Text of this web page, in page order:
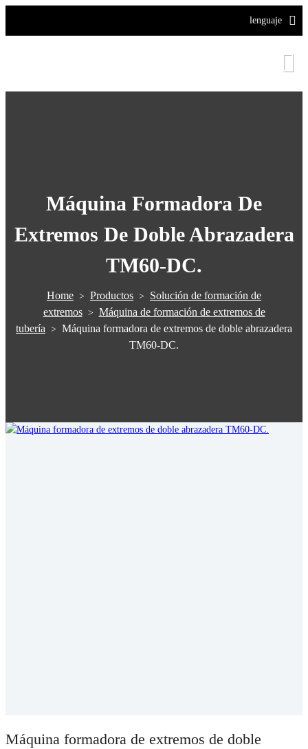
lenguaje
Máquina Formadora De
Extremos De Doble Abrazadera
TM60-DC.
Home > Productos > Solución de formación de
extremos> Máquina de formación de extremos de
tubería > Máquina formadora de extremos de doble abrazadera
TM60-DC.
Máquina formadora de extremos de doble